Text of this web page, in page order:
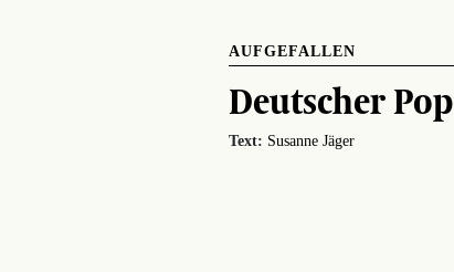
AUFGEFALLEN
Deutscher Pop
Text: Susanne Jäger